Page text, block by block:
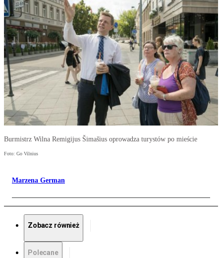
Burmistrz Wilna Remigijus Šimašius oprowadza turystów po mieście
Foto: Go Vilnius
Marzena German
Zobacz również
Polecane